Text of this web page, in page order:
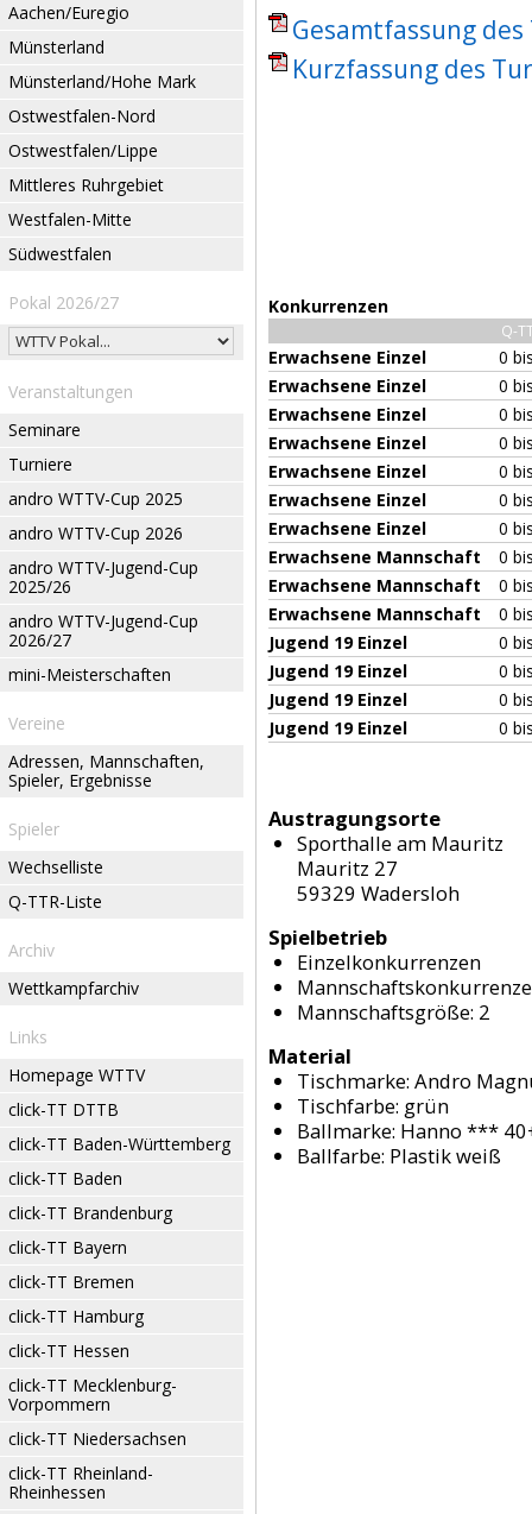
Aachen/Euregio
Münsterland
Münsterland/Hohe Mark
Ostwestfalen-Nord
Ostwestfalen/Lippe
Mittleres Ruhrgebiet
Westfalen-Mitte
Südwestfalen
Pokal 2026/27
Veranstaltungen
Seminare
Turniere
andro WTTV-Cup 2025
andro WTTV-Cup 2026
andro WTTV-Jugend-Cup
2025/26
andro WTTV-Jugend-Cup
2026/27
mini-Meisterschaften
Vereine
Adressen, Mannschaften,
Spieler, Ergebnisse
Spieler
Wechselliste
Q-TTR-Liste
Archiv
Wettkampfarchiv
Links
Homepage WTTV
click-TT DTTB
click-TT Baden-Württemberg
click-TT Baden
click-TT Brandenburg
click-TT Bayern
click-TT Bremen
click-TT Hamburg
click-TT Hessen
click-TT Mecklenburg-
Vorpommern
click-TT Niedersachsen
click-TT Rheinland-
Rheinhessen
Gesamtfassung
Kurzfassung des
Konkurrenzen
Q-
Erwachsene Einzel
0
Erwachsene Einzel
0
Erwachsene Einzel
0
Erwachsene Einzel
0
Erwachsene Einzel
0
Erwachsene Einzel
0
Erwachsene Einzel
0
Erwachsene Mannschaft
0
Erwachsene Mannschaft
0
Erwachsene Mannschaft
0
Jugend 19 Einzel
0
Jugend 19 Einzel
0
Jugend 19 Einzel
0
Jugend 19 Einzel
0
Austragungsorte
Sporthalle am Mauritz
Mauritz 27
59329 Wadersloh
Spielbetrieb
Einzelkonkurrenzen
Mannschaftsgröße: 2
Material
Tischmarke: Andro
Tischfarbe: grün
Ballmarke: Hanno ***
Ballfarbe: Plastik weiß